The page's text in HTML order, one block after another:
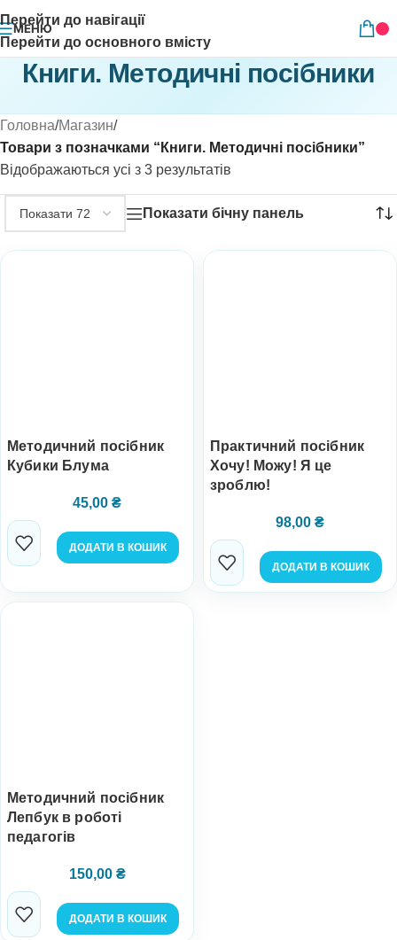
Перейти до навігації
Перейти до основного вмісту
МЕНЮ
Книги. Методичні посібники
Головна/Магазин/
Товари з позначками “Книги. Методичні посібники”
Відображаються усі з 3 результатів
Показати бічну панель
Методичний посібник
Кубики Блума
45,00 ₴
ДОДАТИ В КОШИК
Практичний посібник
Хочу! Можу! Я це
зроблю!
98,00 ₴
ДОДАТИ В КОШИК
Методичний посібник
Лепбук в роботі
педагогів
150,00 ₴
ДОДАТИ В КОШИК